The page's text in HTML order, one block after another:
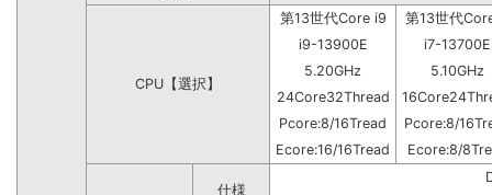
CPU【選択】
第13世代Core i9
第13世代
i9-13900E
i7-13700E
5.20GHz
5.10GHz
24Core32Thread
Pcore:8/16Tread
Pcore:8/
Ecore:16/16Tread
Ecore:8/
仕様